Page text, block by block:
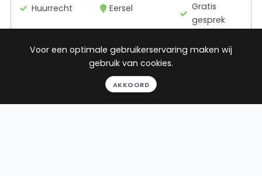
Huurrecht Eersel
Gratis
gesprek
uur
mogelijk
Voor een optimale gebruikerservaring maken wij
gebruik van cookies.
AKKOORD